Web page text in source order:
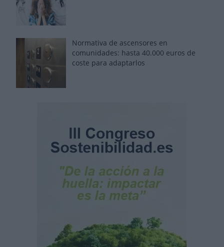
Normativa de ascensores en
comunidades: hasta 40.000 euros de
coste para adaptarlos